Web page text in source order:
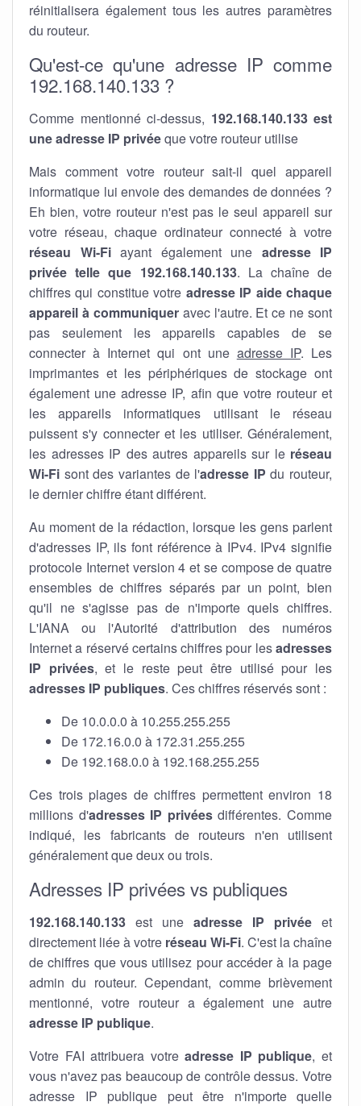
réinitialisera également tous les autres paramètres
du routeur.
Qu'est-ce qu'une adresse IP comme
192.168.140.133 ?
Comme mentionné ci-dessus, 192.168.140.133 est
une adresse IP privéeque votre routeur utilise
Mais comment votre routeur sait-il quel appareil
informatique lui envoie des demandes de données ?
Eh bien, votre routeur n'est pas le seul appareil sur
votre réseau, chaque ordinateur connecté à votre
réseau Wi-Fiayant également une adresse IP
privée telle que 192.168.140.133. La chaîne de
chiffres qui constitue votre adresse IP aide chaque
appareil à communiqueravec l'autre. Et ce ne sont
pas seulement les appareils capables de se
connecter à Internet qui ont une adresse IP. Les
imprimantes et les périphériques de stockage ont
également une adresse IP, afin que votre routeur et
les appareils informatiques utilisant le réseau
puissent s'y connecter et les utiliser. Généralement,
les adresses IP des autres appareils sur le réseau
Wi-Fi sont des variantes de l'adresse IP du routeur,
le dernier chiffre étant différent.
Au moment de la rédaction, lorsque les gens parlent
d'adresses IP, ils font référence à IPv4. IPv4 signifie
protocole Internet version 4 et se compose de quatre
ensembles de chiffres séparés par un point, bien
qu'il ne s'agisse pas de n'importe quels chiffres.
L'IANA ou l'Autorité d'attribution des numéros
Internet a réservé certains chiffres pour lesadresses
IP privées, et le reste peut être utilisé pour les
adresses IP publiques. Ces chiffres réservés sont :
De 10.0.0.0 à 10.255.255.255
De 172.16.0.0 à 172.31.255.255
De 192.168.0.0 à 192.168.255.255
Ces trois plages de chiffres permettent environ 18
millions d'adresses IP privéesdifférentes. Comme
indiqué, les fabricants de routeurs n'en utilisent
généralement que deux ou trois.
Adresses IP privées vs publiques
192.168.140.133 est une adresse IP privée et
directement liée à votre réseau Wi-Fi. C'est la chaîne
de chiffres que vous utilisez pour accéder à la page
admin du routeur. Cependant, comme brièvement
mentionné, votre routeur a également une autre
adresse IP publique.
Votre FAI attribuera votreadresse IP publique, et
vous n'avez pas beaucoup de contrôle dessus. Votre
adresse IP publique peut être n'importe quelle